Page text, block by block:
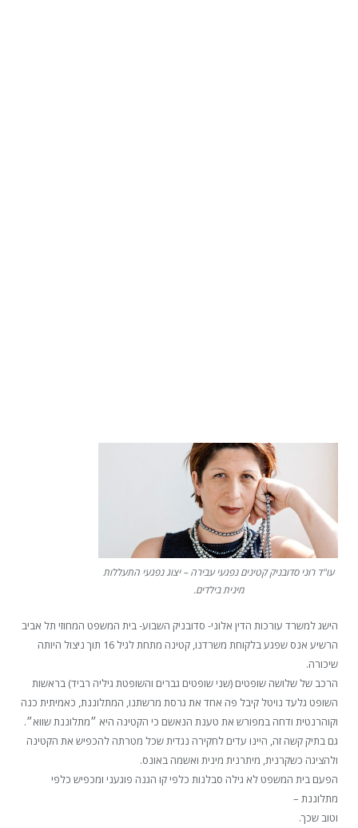
עו"ד רוני סדובניק קטינים נפגעי עבירה – יצוג נפגעי התעללות
מינית בילדים.
הישג למשרד עורכות הדין אלוני- סדובניק השבוע- בית המשפט המחוזי תל אביב
הרשיע אנס שפגע בלקוחת משרדנו, קטינה מתחת לגיל 16 תוך ניצול היותה
שיכורה.
הרכב של שלושה שופטים (שני שופטים גברים והשופטת גיליה רביד) בראשות
השופט גלעד נויטל קיבל פה אחד את גרסת מרשתנו, המתלוננת, כאמיתית כנה
וקוהרנטית ודחה במפורש את טענת הנאשם כי הקטינה היא ״מתלוננת שווא״.
גם בתיק קשה זה, היינו עדים לחקירה נגדית שכל מטרתה להכפיש את הקטינה
ולהציגה כשקרנית, מיתרנית מינית ואשמה באונס.
הפעם בית המשפט לא גילה סבלנות כלפי קו הגנה פוגעני ומכפיש כלפי
מתלוננת –
וטוב שכך.